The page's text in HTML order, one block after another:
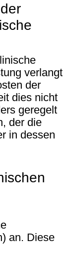
verlangt
der
dies nicht
geregelt
der die
in dessen
an. Diese